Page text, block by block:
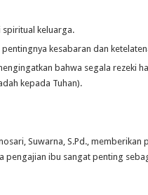
spiritual keluarga.
kesabaran dan
bahwa segala rezeki
kepada Tuhan).
Suwarna, S.Pd., memberikan
pengajian ibu sangat penting